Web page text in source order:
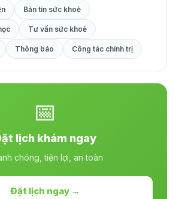
Bản tin sức khoẻ
Tư vấn sức khoẻ
Thông báo Công tác chính trị
📅
lịch khám ngay
chóng, tiện lợi, an toàn
Đặt lịch ngay →